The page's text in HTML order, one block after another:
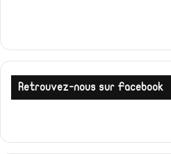
Retrouvez-nous sur Facebook